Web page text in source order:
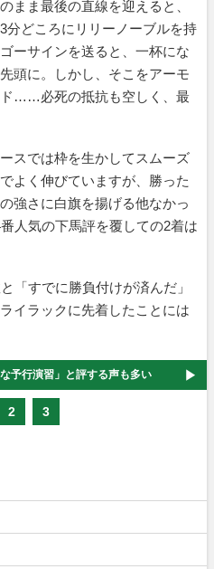
まま最後の直線を迎えると、
分どころにリリーノーブルを持
ーサインを送ると、一杯にな
頭に。しかし、そこをアーモ
ド……必死の抵抗も空しく、最
スでは枠を生かしてスムーズ
よく伸びていますが、勝った
強さに白旗を揚げる他なかっ
人気の下馬評を覆しての2着は
「すでに勝負付けが済んだ」
イラックに先着したことには
予行演習」と評する声も多い
2 3